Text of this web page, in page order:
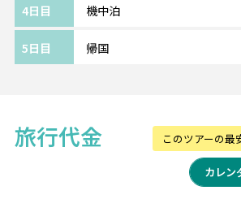
━━・・
渡せます。
《ツアーアレンジが得意
4日目 機中泊
5日目 帰国
旅行代金 このツアーの最
カレン